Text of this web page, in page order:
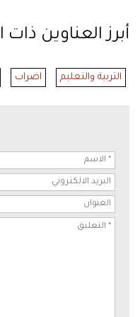
أبرز العناوين
التربية والتعليم اضراب